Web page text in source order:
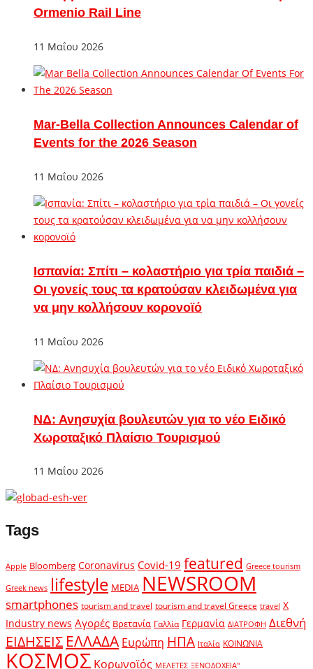
Ormenio Rail Line
11 Μαΐου 2026
Mar-Bella Collection Announces Calendar of
Events for the 2026 Season
11 Μαΐου 2026
Ισπανία: Σπίτι – κολαστήριο για τρία παιδιά –
Οι γονείς τους τα κρατούσαν κλειδωμένα για
να μην κολλήσουν κορονοϊό
11 Μαΐου 2026
ΝΔ: Ανησυχία βουλευτών για το νέο Ειδικό
Χωροταξικό Πλαίσιο Τουρισμού
11 Μαΐου 2026
Tags
Apple Bloomberg Coronavirus Covid-19 featured Greece tourism
Greek news lifestyle MEDIA NEWSROOM
smartphones tourism and travel tourism and travel Greece travel X
Industry news Αγορές Βρετανία Γαλλία Γερμανία ΔΙΑΤΡΟΦΗ Διεθνή
ΕΙΔΗΣΕΙΣ ΕΛΛΑΔΑ Ευρώπη ΗΠΑ Ιταλία ΚΟΙΝΩΝΙΑ
ΚΟΣΜΟΣ Κορωνοϊός ΜΕΛΕΤΕΣ ΞΕΝΟΔΟΧΕΙΑ"